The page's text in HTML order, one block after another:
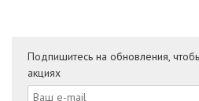
Подпишитесь на обновления,
акциях